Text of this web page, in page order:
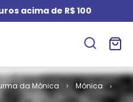
acima de R$ 100
da Mônica
Mônica